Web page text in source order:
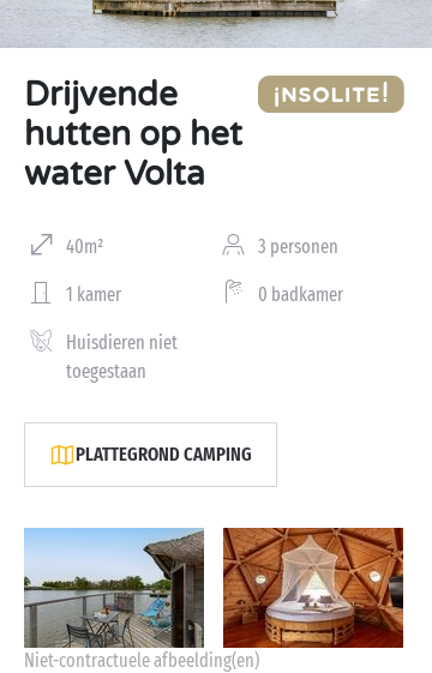
Drijvende
hutten op het
water Volta
40m² 3 personen
1 kamer 0 badkamer
Huisdieren niet
toegestaan
PLATTEGROND CAMPING
Niet-contractuele afbeelding(en)